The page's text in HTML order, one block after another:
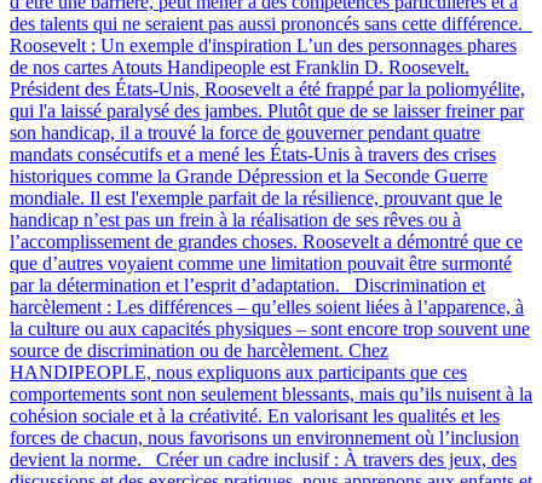
des talents qui ne seraient pas aussi prononcés sans cette différence.
Roosevelt : Un exemple d'inspiration L’un des personnages phares
de nos cartes Atouts Handipeople est Franklin D. Roosevelt.
Président des États-Unis, Roosevelt a été frappé par la poliomyélite,
qui l'a laissé paralysé des jambes. Plutôt que de se laisser freiner par
son handicap, il a trouvé la force de gouverner pendant quatre
mandats consécutifs et a mené les États-Unis à travers des crises
historiques comme la Grande Dépression et la Seconde Guerre
mondiale. Il est l'exemple parfait de la résilience, prouvant que le
handicap n’est pas un frein à la réalisation de ses rêves ou à
l’accomplissement de grandes choses. Roosevelt a démontré que ce
que d’autres voyaient comme une limitation pouvait être surmonté
par la détermination et l’esprit d’adaptation. Discrimination et
harcèlement : Les différences – qu’elles soient liées à l’apparence, à
la culture ou aux capacités physiques – sont encore trop souvent une
source de discrimination ou de harcèlement. Chez
HANDIPEOPLE, nous expliquons aux participants que ces
comportements sont non seulement blessants, mais qu’ils nuisent à la
cohésion sociale et à la créativité. En valorisant les qualités et les
forces de chacun, nous favorisons un environnement où l’inclusion
devient la norme. Créer un cadre inclusif : À travers des jeux, des